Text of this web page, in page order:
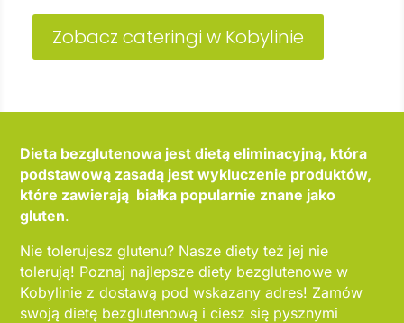
Zobacz cateringi w Kobylinie
Dieta bezglutenowa jest dietą eliminacyjną, która
podstawową zasadą jest wykluczenie produktów,
które zawierają białka popularnie znane jako
gluten.
Nie tolerujesz glutenu? Nasze diety też jej nie
tolerują! Poznaj najlepsze diety bezglutenowe w
Kobylinie z dostawą pod wskazany adres! Zamów
swoją dietę bezglutenową i ciesz się pysznymi